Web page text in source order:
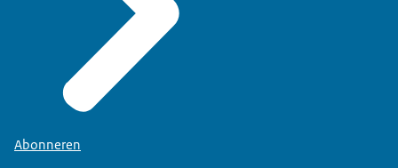
Abonneren